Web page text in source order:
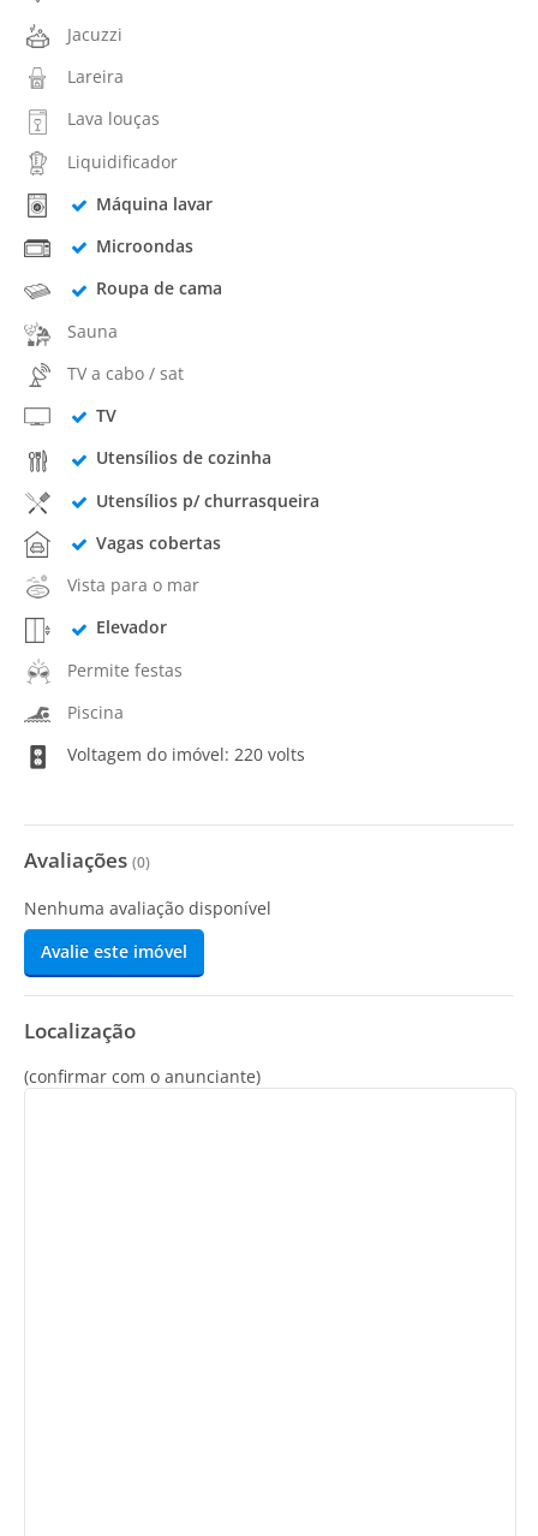
Jacuzzi
Lareira
Lava louças
Liquidificador
Máquina lavar
Microondas
Roupa de cama
Sauna
TV a cabo / sat
TV
Utensílios de cozinha
Utensílios p/ churrasqueira
Vagas cobertas
Vista para o mar
Elevador
Permite festas
Piscina
Voltagem do imóvel: 220 volts
Avaliações (0)
Nenhuma avaliação disponível
Avalie este imóvel
Localização
(confirmar com o anunciante)